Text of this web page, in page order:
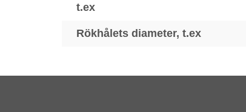
t.ex
Rökhålets diameter, t.ex